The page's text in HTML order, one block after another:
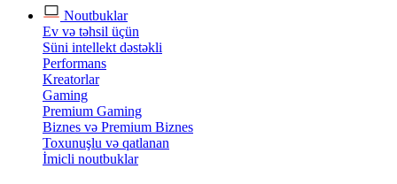
Noutbuklar
Ev və təhsil üçün
Süni intellekt dəstəkli
Performans
Kreatorlar
Gaming
Premium Gaming
Biznes və Premium Biznes
Toxunuşlu və qatlanan
İmicli noutbuklar